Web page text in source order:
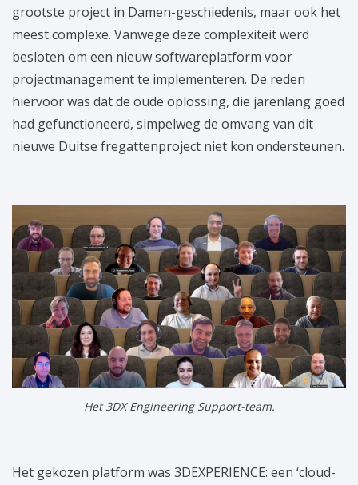
grootste project in Damen-geschiedenis, maar ook het
meest complexe. Vanwege deze complexiteit werd
besloten om een nieuw softwareplatform voor
projectmanagement te implementeren. De reden
hiervoor was dat de oude oplossing, die jarenlang goed
had gefunctioneerd, simpelweg de omvang van dit
nieuwe Duitse fregattenproject niet kon ondersteunen.
Het 3DX Engineering Support-team.
Het gekozen platform was 3DEXPERIENCE: een ‘cloud-